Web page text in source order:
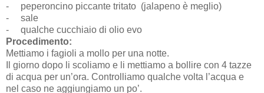
-
peperoncino piccante tritato (jalapeno è meglio)
-
sale
- qualche cucchiaio di olio evo
Procedimento:
Mettiamo i fagioli a mollo per una notte.
Il giorno dopo li scoliamo e li mettiamo a bollire con 4 tazze
di acqua per un’ora. Controlliamo qualche volta l’acqua e
nel caso ne aggiungiamo un po’.